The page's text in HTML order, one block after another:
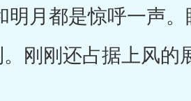
都是惊呼一声。
刚刚还占据上风的